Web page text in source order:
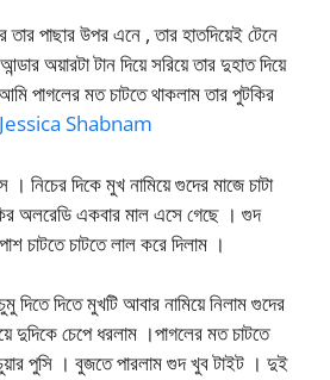
তার পাছার উপর এনে , তার হাতদিয়েই টেনে
অয়ারটা টান দিয়ে সরিয়ে তার দুহাত দিয়ে
পাগলের মত চাটতে থাকলাম তার পুটকির
Shabnam
দিকে মুখ নামিয়ে গুদের মাজে চাটা
অলরেডি একবার মাল এসে গেছে । গুদ
চাটতে চাটতে লাল করে দিলাম ।
দিতে মুখটি আবার নামিয়ে নিলাম গুদের
চেপে ধরলাম ।পাগলের মত চাটতে
পুসি । বুজতে পারলাম গুদ খুব টাইট । দুই